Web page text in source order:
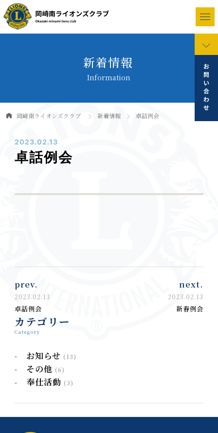
新着情報
Information
岡崎南ライオンズクラブ 新着情報 卓話例会
2023.02.13
卓話例会
prev.
2023.02.13
卓話例会
next.
2023.02.13
新春例会
カテゴリー
Category
お知らせ (13)
その他 (6)
奉仕活動 (3)